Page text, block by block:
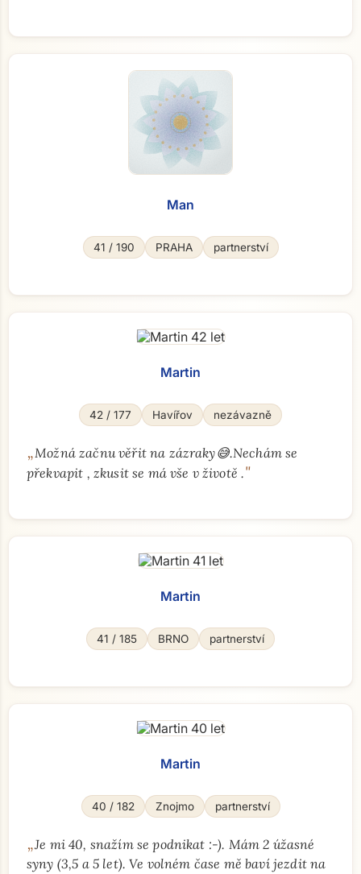
Man
41 / 190 PRAHA partnerství
Martin
42 / 177 Havířov nezávazně
„Možná začnu věřit na zázraky😅.Nechám se
překvapit , zkusit se má vše v životě ."
Martin
41 / 185 BRNO partnerství
Martin
40 / 182 Znojmo partnerství
„Je mi 40, snažím se podnikat :-). Mám 2 úžasné
syny (3,5 a 5 let). Ve volném čase mě baví jezdit na